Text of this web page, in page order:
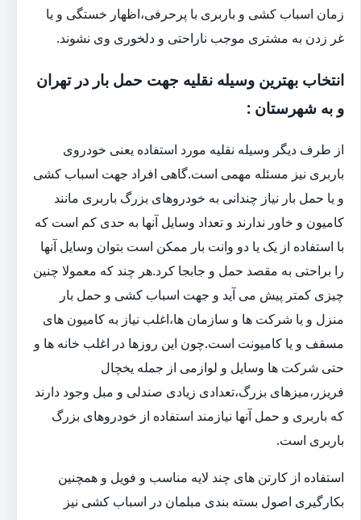
زمان اسباب کشی و باربری با پرحرفی،اظهار خستگی و یا
غر زدن به مشتری موجب ناراحتی و دلخوری وی نشوند.
انتخاب بهترین وسیله نقلیه جهت حمل بار در تهران
و به شهرستان :
از طرف دیگر وسیله نقلیه مورد استفاده یعنی خودروی
باربری نیز مسئله مهمی است.گاهی افراد جهت اسباب کشی
و یا حمل بار نیاز چندانی به خودروهای بزرگ باربری مانند
کامیون و خاور ندارند و تعداد وسایل آنها به حدی کم است که
با استفاده از یک یا دو وانت بار ممکن است بتوان وسایل آنها
را براحتی به مقصد حمل و جابجا کرد.هر چند که معمولا چنین
چیزی کمتر پیش می آید و جهت اسباب کشی و حمل بار
منزل و یا شرکت ها و سازمان ها،اغلب نیاز به کامیون های
مسقف و یا کامیونت است.چون این روزها در اغلب خانه ها و
حتی شرکت ها وسایل و لوازمی از جمله یخچال
فریزر،میزهای بزرگ،تعدادی زیادی صندلی و مبل وجود دارند
که باربری و حمل آنها نیازمند استفاده از خودروهای بزرگ
باربری است.
استفاده از کارتن های چند لایه مناسب و فویل و همچنین
بکارگیری اصول بسته بندی مبلمان در اسباب کشی نیز